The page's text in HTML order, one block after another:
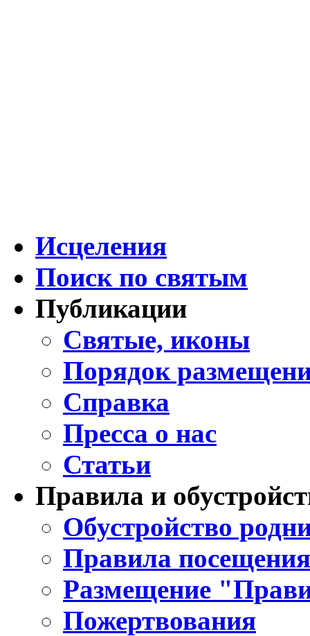
Исцеления
Поиск по святым
Публикации
Святые, иконы
Порядок
Справка
Пресса о нас
Статьи
Правила и
Обустройство
Правила
Размещение
Пожертвования